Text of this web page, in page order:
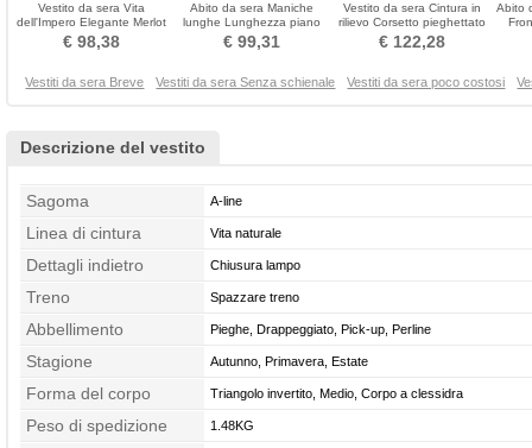
Vestito da sera Vita
dell'Impero Elegante Merlot
Senza maniche
€ 98,38
Abito da sera Maniche
lunghe Lunghezza piano
Medio Asimmetrico
€ 99,31
Vestito da sera Cintura in
rilievo Corsetto pieghettato
Drappeggiato
€ 122,28
Abito
Vestiti da sera Breve Vestiti da sera Senza schienale Vestiti da sera poco costosi
Descrizione del vestito
Sagoma A-line
Linea di cintura Vita naturale
Dettagli indietro Chiusura lampo
Treno Spazzare treno
Abbellimento Pieghe, Drappeggiato, Pick-up, Perline
Stagione Autunno, Primavera, Estate
Forma del corpo Triangolo invertito, Medio, Corpo a clessidra
Peso di spedizione 1.48KG